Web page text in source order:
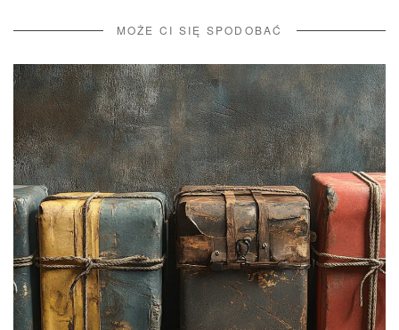
MOŻE CI SIĘ SPODOBAĆ